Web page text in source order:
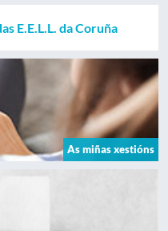
E.E.L.L. da Coruña
As miñas xestións